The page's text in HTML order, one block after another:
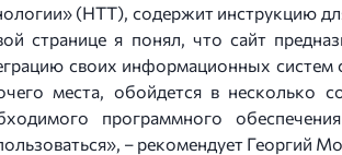
(НТТ), содержит инструкцию
странице я понял, что сайт
своих информационных систем
места, обойдется в несколько
программного
– рекомендует Георгий